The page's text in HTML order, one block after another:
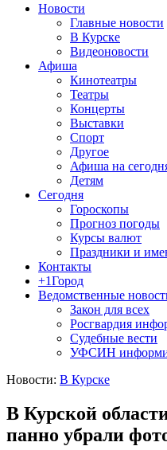
Новости
Главные новости
В Курске
Видеоновости
Афиша
Кинотеатры
Театры
Концерты
Выставки
Спорт
Другое
Афиша на
Детям
Сегодня
Гороскопы
Прогноз погоды
Курсы валют
Праздники и
Контакты
+1Город
Ведомственные
Закон для всех
Росгвардия
Судебные вести
УФСИН
Новости: В Курске
В Курской
панно убрали